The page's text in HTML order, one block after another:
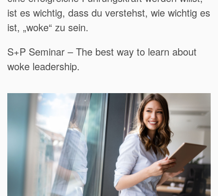
ist es wichtig, dass du verstehst, wie wichtig es
ist, „woke“ zu sein.
S+P Seminar – The best way to learn about
woke leadership.